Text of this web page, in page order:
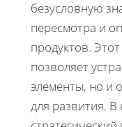
безусловную
пересмотра и
продуктов.
позволяет
элементы, но и
для развития. В